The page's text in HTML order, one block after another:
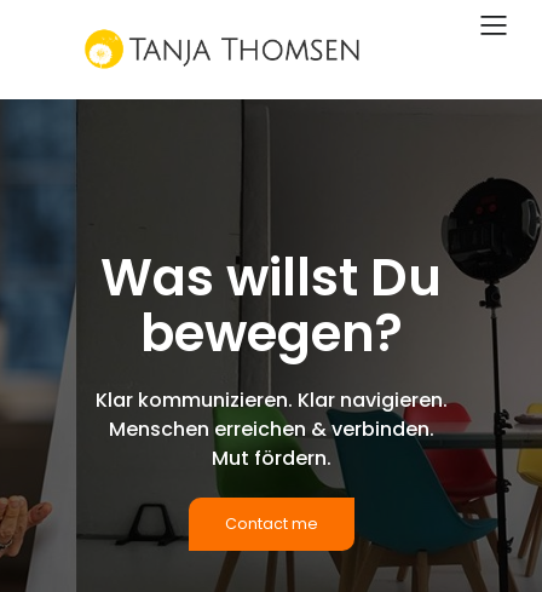
Was willst Du
bewegen?
Klar kommunizieren. Klar navigieren.
Menschen erreichen & verbinden.
Mut fördern.
Contact me